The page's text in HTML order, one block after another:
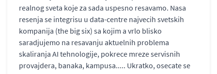
realnog sveta koje za sada uspesno resavamo. Nasa
resenja se integrisu u data-centre najvecih svetskih
kompanija (the big six) sa kojim a vrlo blisko
saradjujemo na resavanju aktuelnih problema
skaliranja AI tehnologije, pokrece mreze servisnih
provajdera, banaka, kampusa..... Ukratko, osecate se